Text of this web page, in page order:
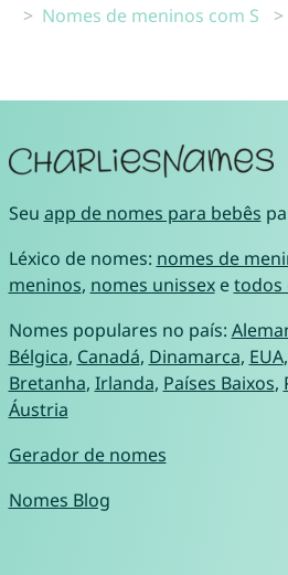
Nomes de meninos com S
Seu app de nomes para bebês
Léxico de nomes: nomes de
meninos, nomes unissexetodos
Nomes populares no país:
Bélgica, Canadá, Dinamarca, EUA,
Bretanha, Irlanda, Países Baixos,
Áustria
Gerador de nomes
Nomes Blog